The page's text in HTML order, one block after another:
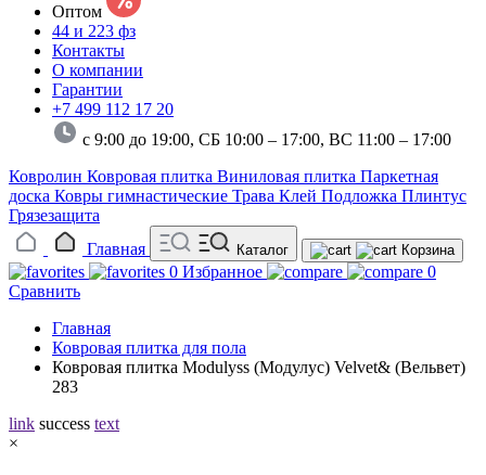
Оптом
44 и 223 фз
Контакты
О компании
Гарантии
+7 499 112 17 20
с 9:00 до 19:00, СБ 10:00 – 17:00, ВС 11:00 – 17:00
Ковролин Ковровая плитка Виниловая плитка Паркетная
доска Ковры гимнастические Трава Клей Подложка Плинтус
Грязезащита
Главная
Каталог Корзина
0 Избранное
0
Сравнить
Главная
Ковровая плитка для пола
Ковровая плитка Modulyss (Модулус) Velvet& (Вельвет)
283
link success text
×